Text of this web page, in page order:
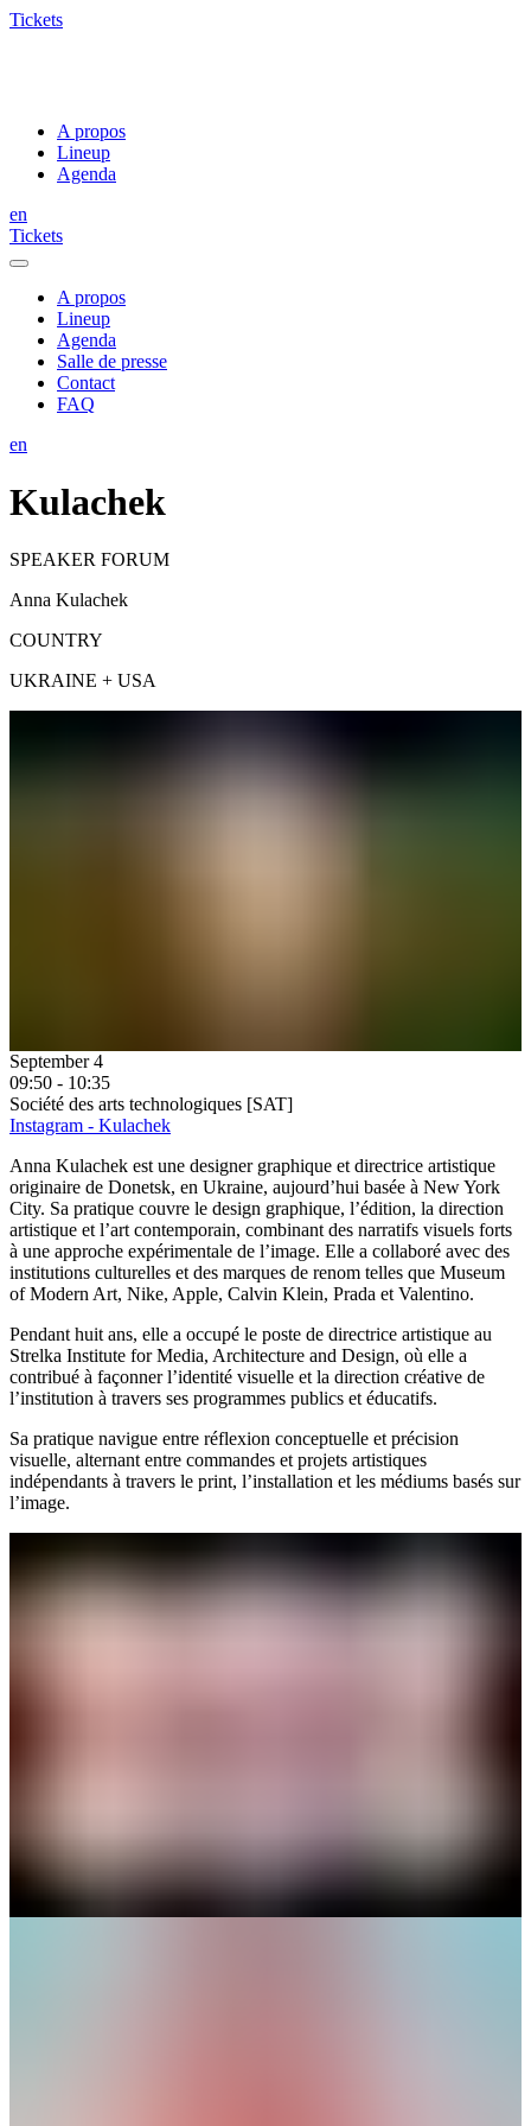
Tickets
A propos
Lineup
Agenda
en
Tickets
A propos
Lineup
Agenda
Salle de presse
Contact
FAQ
en
Kulachek
SPEAKER FORUM
Anna Kulachek
COUNTRY
UKRAINE + USA
September 4
09:50 - 10:35
Société des arts technologiques [SAT]
Instagram - Kulachek
Anna Kulachek est une designer graphique et directrice artistique
originaire de Donetsk, en Ukraine, aujourd’hui basée à New York
City. Sa pratique couvre le design graphique, l’édition, la direction
artistique et l’art contemporain, combinant des narratifs visuels forts
à une approche expérimentale de l’image. Elle a collaboré avec des
institutions culturelles et des marques de renom telles que Museum
of Modern Art, Nike, Apple, Calvin Klein, Prada et Valentino.
Pendant huit ans, elle a occupé le poste de directrice artistique au
Strelka Institute for Media, Architecture and Design, où elle a
contribué à façonner l’identité visuelle et la direction créative de
l’institution à travers ses programmes publics et éducatifs.
Sa pratique navigue entre réflexion conceptuelle et précision
visuelle, alternant entre commandes et projets artistiques
indépendants à travers le print, l’installation et les médiums basés sur
l’image.